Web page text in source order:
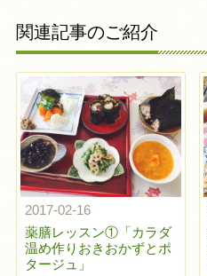
関連記事のご紹介
2017-02-16
薬膳レッスン①「カラダ
温め作りおきおかずとポ
タージュ」